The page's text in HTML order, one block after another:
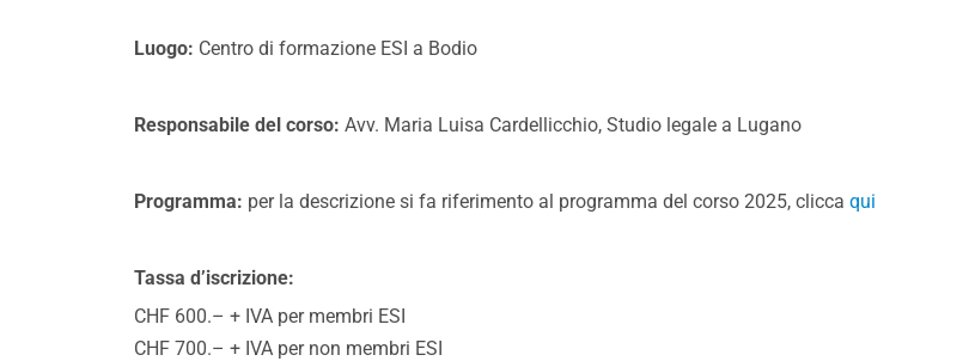
Luogo: Centro di formazione ESI a Bodio
Responsabile del corso: Avv. Maria Luisa Cardellicchio, Studio legale a Lugano
Programma: per la descrizione si fa riferimento al programma del corso 2025, clicca qui
Tassa d’iscrizione:
CHF 600.– + IVA per membri ESI
CHF 700.– + IVA per non membri ESI